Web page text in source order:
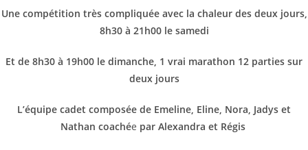
Une compétition très compliquée avec la chaleur des deux jours,
8h30 à 21h00 le samedi
Et de 8h30 à 19h00 le dimanche, 1 vrai marathon 12 parties sur
deux jours
L’équipe cadet composée de Emeline, Eline, Nora, Jadys et
Nathan coachée par Alexandra et Régis